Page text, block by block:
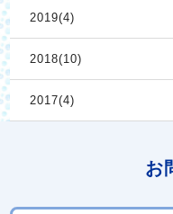
2019(4)
2018(10)
2017(4)
お